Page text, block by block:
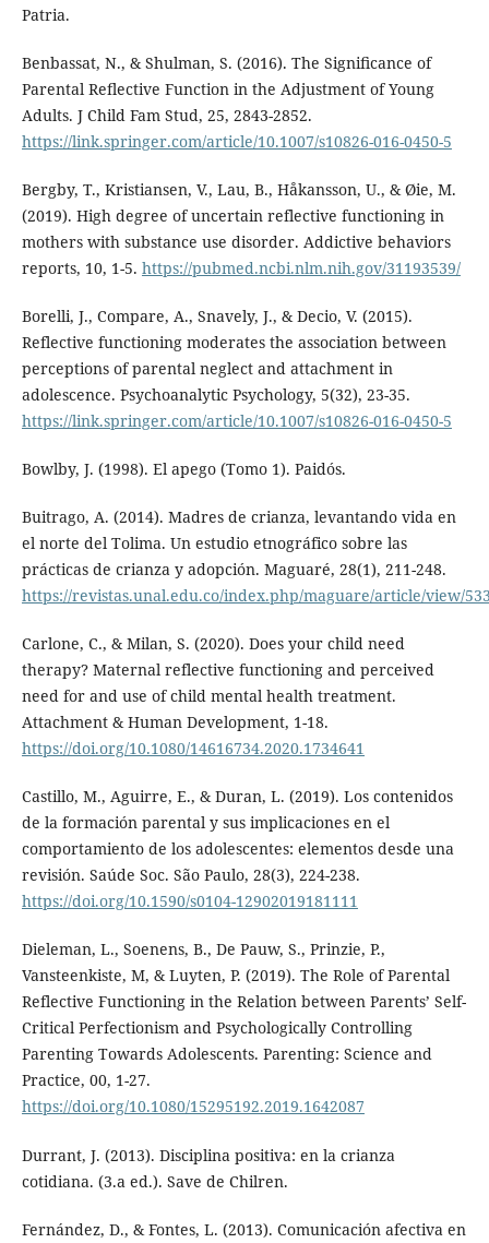
Patria.
Benbassat, N., & Shulman, S. (2016). The Signiﬁcance of
Parental Reﬂective Function in the Adjustment of Young
Adults. J Child Fam Stud, 25, 2843-2852.
https://link.springer.com/article/10.1007/s10826-016-0450-5
Bergby, T., Kristiansen, V., Lau, B., Håkansson, U., & Øie, M.
(2019). High degree of uncertain reflective functioning in
mothers with substance use disorder. Addictive behaviors
reports, 10, 1-5. https://pubmed.ncbi.nlm.nih.gov/31193539/
Borelli, J., Compare, A., Snavely, J., & Decio, V. (2015).
Reflective functioning moderates the association between
perceptions of parental neglect and attachment in
adolescence. Psychoanalytic Psychology, 5(32), 23-35.
https://link.springer.com/article/10.1007/s10826-016-0450-5
Bowlby, J. (1998). El apego (Tomo 1). Paidós.
Buitrago, A. (2014). Madres de crianza, levantando vida en
el norte del Tolima. Un estudio etnográfico sobre las
prácticas de crianza y adopción. Maguaré, 28(1), 211-248.
https://revistas.unal.edu.co/index.php/maguare/article/view/
Carlone, C., & Milan, S. (2020). Does your child need
therapy? Maternal reflective functioning and perceived
need for and use of child mental health treatment.
Attachment & Human Development, 1-18.
https://doi.org/10.1080/14616734.2020.1734641
Castillo, M., Aguirre, E., & Duran, L. (2019). Los contenidos
de la formación parental y sus implicaciones en el
comportamiento de los adolescentes: elementos desde una
revisión. Saúde Soc. São Paulo, 28(3), 224-238.
https://doi.org/10.1590/s0104-12902019181111
Dieleman, L., Soenens, B., De Pauw, S., Prinzie, P.,
Vansteenkiste, M, & Luyten, P. (2019). The Role of Parental
Reflective Functioning in the Relation between Parents’ Self-
Critical Perfectionism and Psychologically Controlling
Parenting Towards Adolescents. Parenting: Science and
Practice, 00, 1-27.
https://doi.org/10.1080/15295192.2019.1642087
Durrant, J. (2013). Disciplina positiva: en la crianza
cotidiana. (3.a ed.). Save de Chilren.
Fernández, D., & Fontes, L. (2013). Comunicación afectiva en